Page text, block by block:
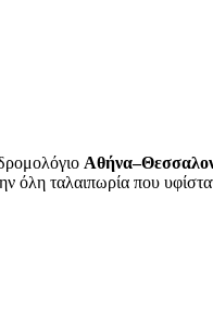
όλη ταλαιπωρία που